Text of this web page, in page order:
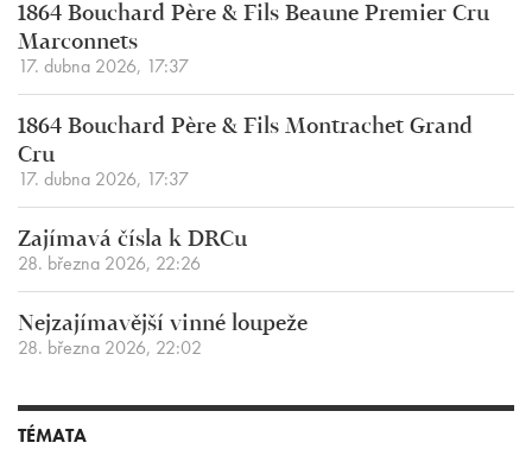
1864 Bouchard Père & Fils Beaune Premier Cru
Marconnets
17. dubna 2026, 17:37
1864 Bouchard Père & Fils Montrachet Grand
Cru
17. dubna 2026, 17:37
Zajímavá čísla k DRCu
28. března 2026, 22:26
Nejzajímavější vinné loupeže
28. března 2026, 22:02
TÉMATA